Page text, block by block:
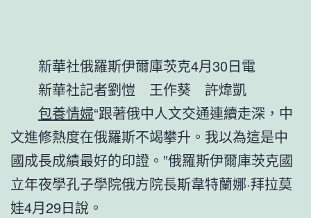
新華社俄羅斯伊爾庫茨克4月30日電
新華社記者劉愷 王作葵 許煒凱
包養情婦“跟著俄中人文交通連續走深，中
文進修熱度在俄羅斯不竭攀升。我以為這是中
國成長成績最好的印證。”俄羅斯伊爾庫茨克國
立年夜學孔子學院俄方院長斯韋特蘭娜·拜拉莫
娃4月29日說。